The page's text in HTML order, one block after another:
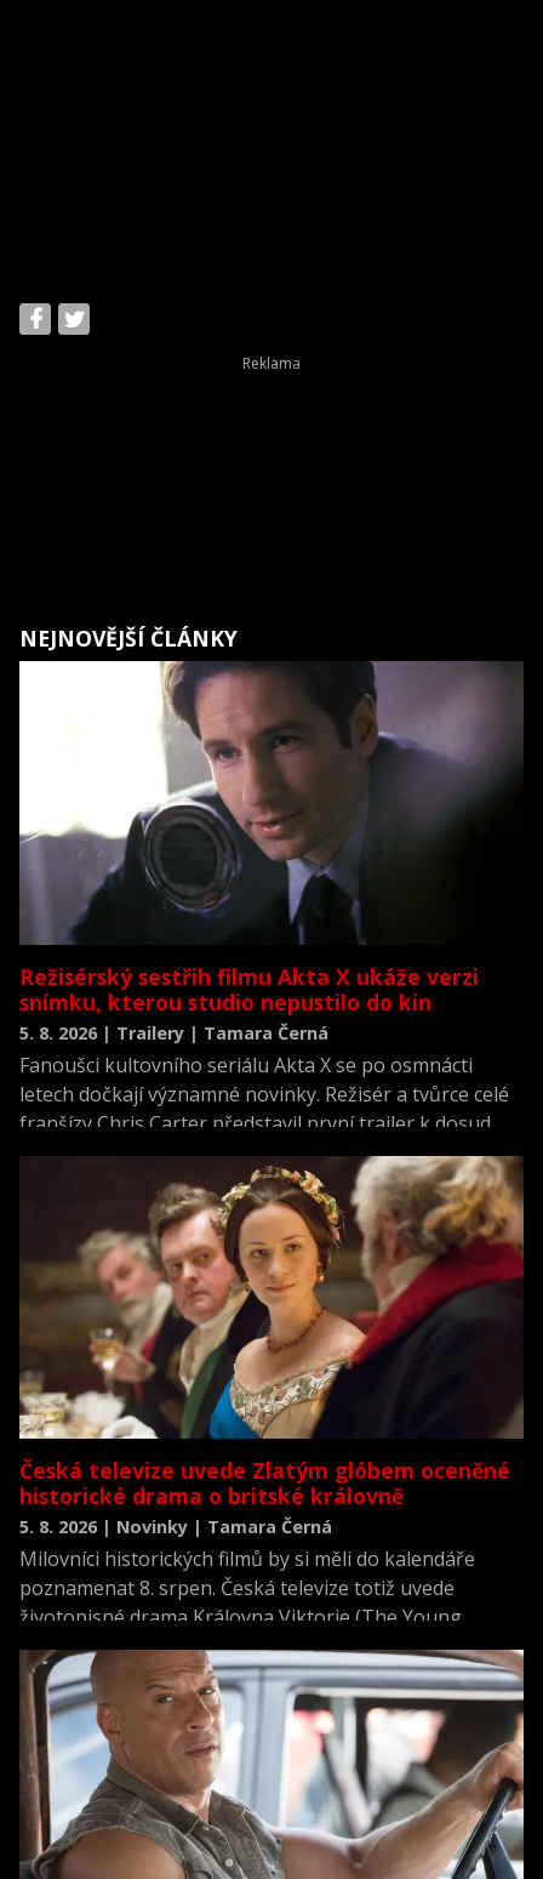
NEJNOVĚJŠÍ ČLÁNKY
Režisérský sestřih filmu Akta X ukáže verzi
snímku, kterou studio nepustilo do kin
5. 8. 2026 | Trailery | Tamara Černá
Fanoušci kultovního seriálu Akta X se po osmnácti
letech dočkají významné novinky. Režisér a tvůrce celé
franšízy Chris Carter představil první trailer k dosud
neviděné režisérské verzi filmu Akta X: Chci uvěřit.
Česká televize uvede Zlatým glóbem oceněné
historické drama o britské královně
5. 8. 2026 | Novinky | Tamara Černá
Milovníci historických filmů by si měli do kalendáře
poznamenat 8. srpen. Česká televize totiž uvede
životopisné drama Královna Viktorie (The Young
Victoria) z roku 2009.